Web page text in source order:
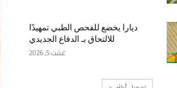
ديارا يخضع للفحص الطبي تمهيدًا
للالتحاق بـ الدفاع الجديدي
غشت 5, 2026